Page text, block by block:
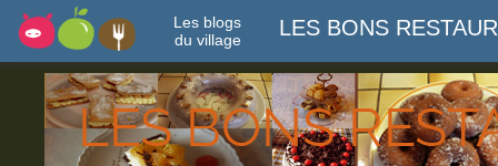
Les blogs
du village
LES BONS
LES BONS